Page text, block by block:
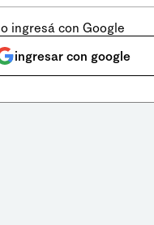
o ingresá con Google
ingresar con google